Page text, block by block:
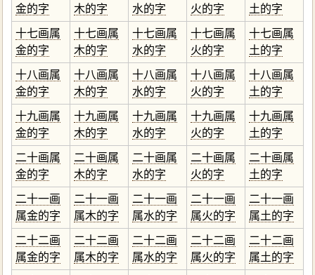
金的字
木的字
水的字
火的字
土的字
十七画属
金的字
十七画属
木的字
十七画属
水的字
十七画属
火的字
十七画属
土的字
十八画属
金的字
十八画属
木的字
十八画属
水的字
十八画属
火的字
十八画属
土的字
十九画属
金的字
十九画属
木的字
十九画属
水的字
十九画属
火的字
十九画属
土的字
二十画属
金的字
二十画属
木的字
二十画属
水的字
二十画属
火的字
二十画属
土的字
二十一画
属金的字
二十一画
属木的字
二十一画
属水的字
二十一画
属火的字
二十一画
属土的字
二十二画
属金的字
二十二画
属木的字
二十二画
属水的字
二十二画
属火的字
二十二画
属土的字